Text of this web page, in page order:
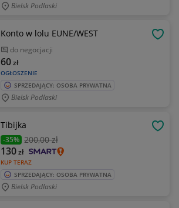
Bielsk Podlaski
Konto w lolu EUNE/WEST
do negocjacji
OGŁOSZENIE
60zł
SPRZEDAJĄCY: OSOBA PRYWATNA
Bielsk Podlaski
Tibijka
-35% 200,00 zł
KUP TERAZ
130zł
SPRZEDAJĄCY: OSOBA PRYWATNA
Bielsk Podlaski